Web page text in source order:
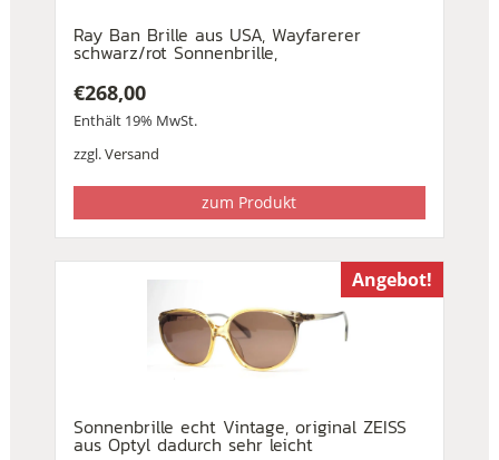
Ray Ban Brille aus USA, Wayfarerer
schwarz/rot Sonnenbrille,
€268,00
Enthält 19% MwSt.
zzgl.Versand
zum Produkt
Angebot!
Sonnenbrille echt Vintage, original ZEISS
aus Optyl dadurch sehr leicht